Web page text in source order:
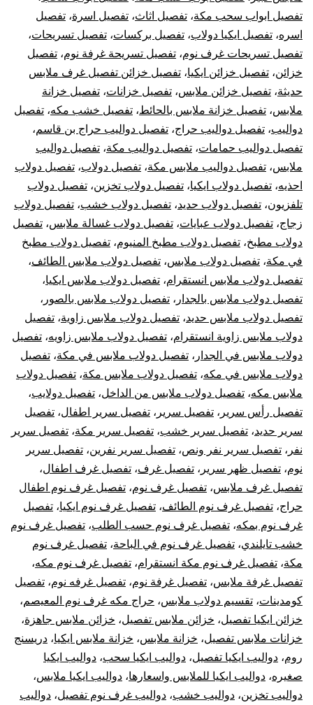
تفصيل ابواب سحب مكة، تفصيل اثاث، تفصيل اسرة، تفصيل
اسره، تفصيل ايكيا دولاب، تفصيل بركسات، تفصيل تسريحات،
تفصيل تسريحات غرف نوم، تفصيل تسريحة غرفة نوم، تفصيل
خزائن، تفصيل خزائن ايكيا، تفصيل خزائن تفصيل غرف ملابس
حديثة، تفصيل خزائن ملابس، تفصيل خزانات، تفصيل خزانة
ملابس، تفصيل خزانة ملابس بالحائط، تفصيل خشب مكه، تفصيل
دواليب، تفصيل دواليب حراج، تفصيل دواليب حراج بن قاسم،
تفصيل دواليب حمامات، تفصيل دواليب مكة، تفصيل دواليب
ملابس، تفصيل دواليب ملابس مكة، تفصيل دولاب، تفصيل دولاب
احذيه، تفصيل دولاب ايكيا، تفصيل دولاب تخزين، تفصيل دولاب
تلفزيون، تفصيل دولاب حديد، تفصيل دولاب خشب، تفصيل دولاب
زجاج، تفصيل دولاب عبايات، تفصيل دولاب غسالة ملابس، تفصيل
دولاب مطبخ، تفصيل دولاب مطبخ المنيوم، تفصيل دولاب مطبخ
في مكة، تفصيل دولاب ملابس، تفصيل دولاب ملابس الطائف،
تفصيل دولاب ملابس انستقرام، تفصيل دولاب ملابس ايكيا،
تفصيل دولاب ملابس بالجدار ، تفصيل دولاب ملابس بالصور ،
تفصيل دولاب ملابس حديد، تفصيل دولاب ملابس زاوية، تفصيل
دولاب ملابس زاوية انستقرام، تفصيل دولاب ملابس زاويه، تفصيل
دولاب ملابس في الجدار ، تفصيل دولاب ملابس في مكة، تفصيل
دولاب ملابس في مكه، تفصيل دولاب ملابس مكة، تفصيل دولاب
ملابس مكه، تفصيل دولاب ملابس من الداخل، تفصيل دولايب،
تفصيل رأس سرير ، تفصيل سرير ، تفصيل سرير اطفال، تفصيل
سرير حديد، تفصيل سرير خشب، تفصيل سرير مكة، تفصيل سرير
نفر ، تفصيل سرير نفر ونص، تفصيل سرير نفرين، تفصيل سرير
نوم، تفصيل ظهر سرير ، تفصيل غرف، تفصيل غرف اطفال،
تفصيل غرف ملابس، تفصيل غرف نوم، تفصيل غرف نوم اطفال
حراج، تفصيل غرف نوم الطائف، تفصيل غرف نوم ايكيا، تفصيل
غرف نوم بمكه، تفصيل غرف نوم حسب الطلب، تفصيل غرف نوم
خشب تايلندي، تفصيل غرف نوم في الباحة، تفصيل غرف نوم
مكة، تفصيل غرف نوم مكة انستقرام، تفصيل غرف نوم مكه،
تفصيل غرفة ملابس، تفصيل غرفة نوم، تفصيل غرفه نوم، تفصيل
كومدينات، تقسيم دولاب ملابس، حراج مكه غرف نوم المعيصم،
خزائن ايكيا تفصيل، خزائن ملابس تفصيل، خزائن ملابس جاهزة،
خزانات ملابس تفصيل، خزانة ملابس، خزانة ملابس ايكيا، دريسنج
روم، دواليب ايكيا تفصيل، دواليب ايكيا سحب، دواليب ايكيا
صغيره، دواليب ايكيا للملابس واسعارها، دواليب ايكيا ملابس،
دواليب تخزين، دواليب خشب، دواليب غرف نوم تفصيل، دواليب